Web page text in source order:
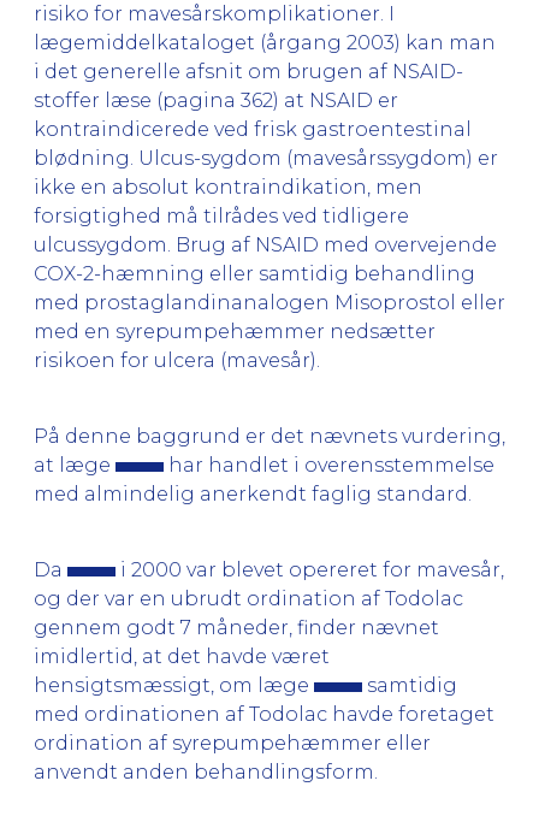
risiko for mavesårskomplikationer. I
lægemiddelkataloget (årgang 2003) kan man
i det generelle afsnit om brugen af NSAID-
stoffer læse (pagina 362) at NSAID er
kontraindicerede ved frisk gastroentestinal
blødning. Ulcus-sygdom (mavesårssygdom) er
ikke en absolut kontraindikation, men
forsigtighed må tilrådes ved tidligere
ulcussygdom. Brug af NSAID med overvejende
COX-2-hæmning eller samtidig behandling
med prostaglandinanalogen Misoprostol eller
med en syrepumpehæmmer nedsætter
risikoen for ulcera (mavesår).
På denne baggrund er det nævnets vurdering,
at læge
har handlet i overensstemmelse
med almindelig anerkendt faglig standard.
Da
i 2000 var blevet opereret for mavesår,
og der var en ubrudt ordination af Todolac
gennem godt 7 måneder, finder nævnet
imidlertid, at det havde været
hensigtsmæssigt, om læge
samtidig
med ordinationen af Todolac havde foretaget
ordination af syrepumpehæmmer eller
anvendt anden behandlingsform.